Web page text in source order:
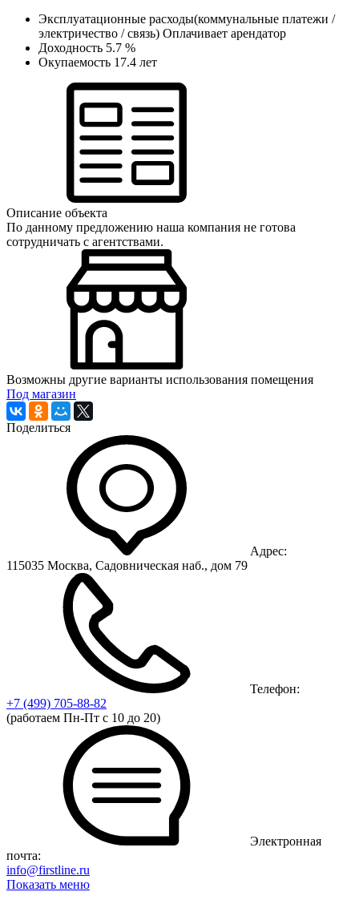
Эксплуатационные расходы(коммунальные платежи /
электричество / связь) Оплачивает арендатор
Доходность 5.7 %
Окупаемость 17.4 лет
Описание объекта
По данному предложению наша компания не готова
сотрудничать с агентствами.
Возможны другие варианты использования помещения
Под магазин
Поделиться
Адрес:
115035 Москва, Садовническая наб., дом 79
Телефон:
+7 (499) 705-88-82
(работаем Пн-Пт с 10 до 20)
Электронная
почта:
info@firstline.ru
Показать меню